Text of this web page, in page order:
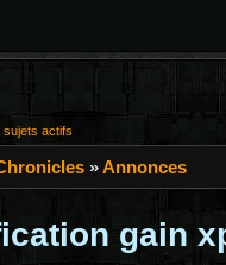
sujets actifs
»Annonces
gain